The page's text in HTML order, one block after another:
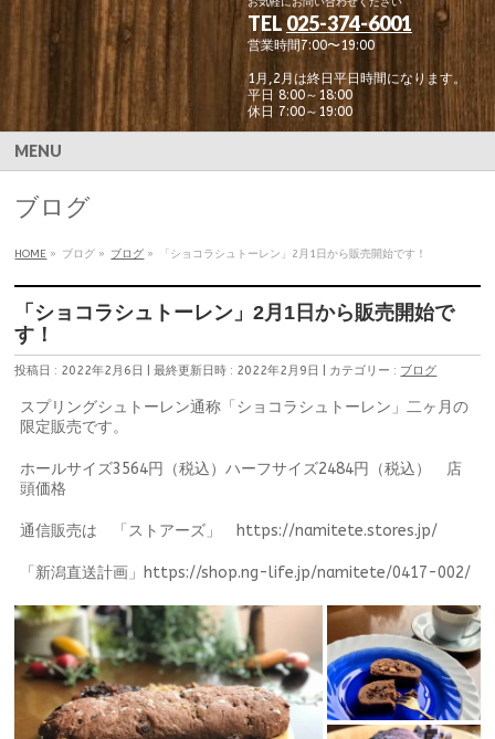
TEL 025-374-6001
営業時間7:00〜19:00
1月,2月は終日平日時間になります。
平日 8:00～18:00
休日 7:00～19:00
MENU
ブログ
HOME » ブログ » ブログ » 「ショコラシュトーレン」2月1日から販売開始です！
「ショコラシュトーレン」2月1日から販売開始で
す！
投稿日 : 2022年2月6日 最終更新日時 : 2022年2月9日 カテゴリー : ブログ
スプリングシュトーレン通称「ショコラシュトーレン」二ヶ月の
限定販売です。
ホールサイズ3564円（税込）ハーフサイズ2484円（税込） 店
頭価格
通信販売は 「ストアーズ」 https://namitete.stores.jp/
「新潟直送計画」https://shop.ng-life.jp/namitete/0417-002/